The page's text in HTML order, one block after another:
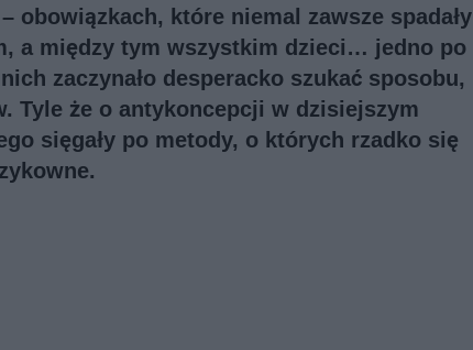
obowiązkach, które niemal zawsze spadały
a między tym wszystkim dzieci… jedno po
zaczynało desperacko szukać sposobu,
Tyle że o antykoncepcji w dzisiejszym
sięgały po metody, o których rzadko się